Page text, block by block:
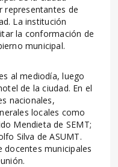
representantes de
La institución
la conformación de
municipal.
al mediodía, luego
de la ciudad. En el
nacionales,
locales como
Mendieta de SEMT;
Silva de ASUMT.
docentes municipales